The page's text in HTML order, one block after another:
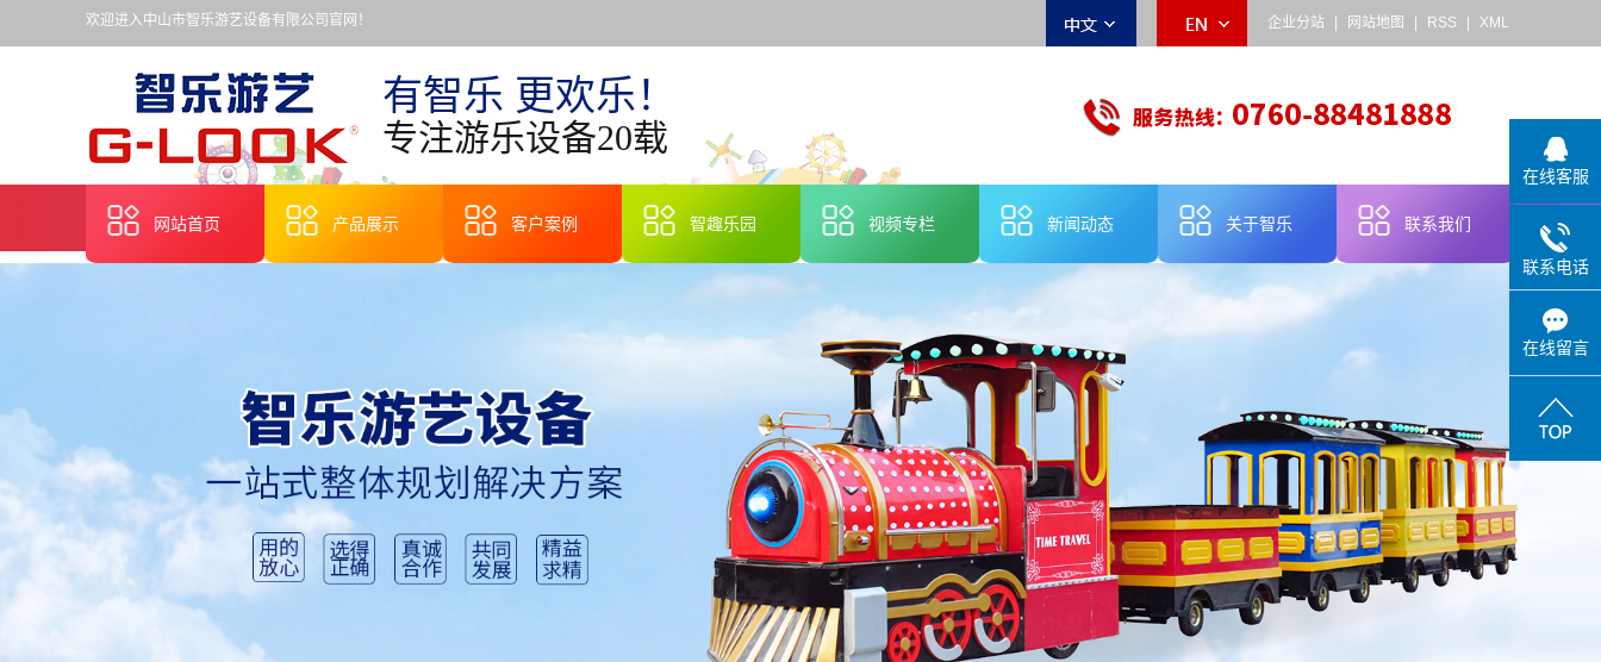
欢迎进入中山市智乐游艺设备有限公司官网！ 企业分站 | 网站地图 | RSS | XML
有智乐 更欢乐！
专注游乐设备20载
网站首页 产品展示
广州嘉年华彩票机
广州儿童乘骑类
广州淘气堡
客户案例 智趣乐园 视频专栏 新闻动态
智乐动态
技术知识
关于智乐 联系我们
在线客服
联系电话
在线留言